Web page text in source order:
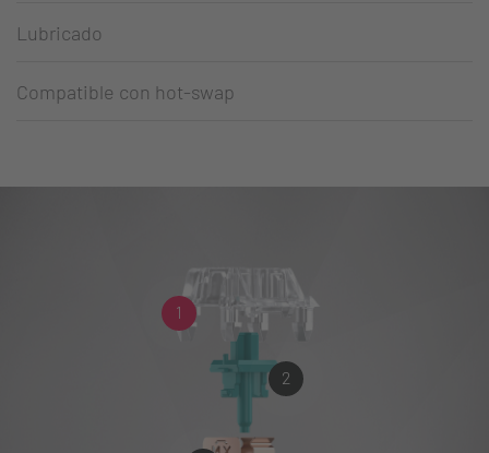
Lubricado
Compatible con hot-swap
1
2